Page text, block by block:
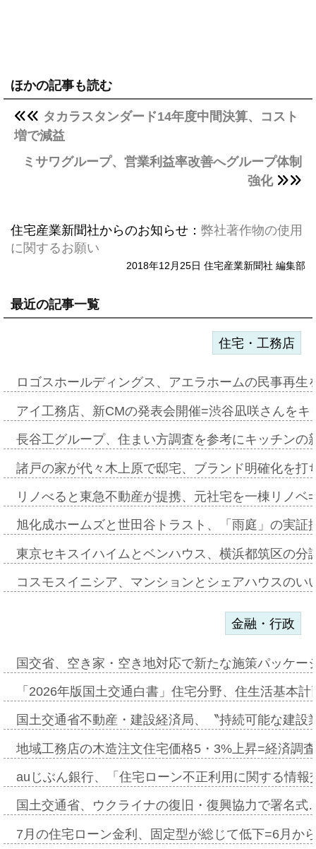
ほかの記事も読む
タカラスタンダード14年度中間決算、コスト
増で減益
ミサワグループ、営業利益率改善へグループ体制
強化
住宅産業新聞社からのお知らせ： 弊社著作物の使用
に関するお願い
2018年12月25日 住宅産業新聞社 編集部
最近の記事一覧
住宅・工務店
ロゴスホールディングス、アエラホームの民事再
アイ工務店、新CMの発表会開催=渋谷凪咲さんを
長谷工グループ、住まい方調査を参考にキッチン
諸戸の家が代々木上原で邸宅、ブランド明確化を
リノべると東急不動産が提携、元社宅を一棟リノ
旭化成ホームズと世田谷トラスト、「雨庭」の実
東京セキスイハイムとベンハウス、横浜都筑区の
コスモスイニシア、マンションとシェアハウスの
金融・行政
国交省、空き家・空き地対応で新たな施策パッケ
「2026年版国土交通白書」住宅分野、住生活基本
国土交通省不動産・建設経済局、〝持続可能な建
地域工務店の木造注文住宅価格5・3%上昇=経済調
auじぶん銀行、「住宅ローン不正利用に関する情
国土交通省、ウクライナの復旧・復興協力で署名
7月の住宅ローン金利、固定型が総じて低下=6月か